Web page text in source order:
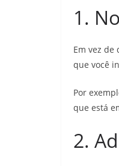
1.
Em vez
que você
Por
que está
2.